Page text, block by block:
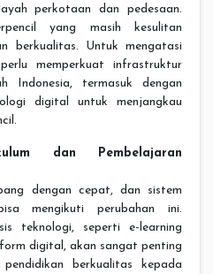
perkotaan dan pedesaan.
yang masih kesulitan
berkualitas. Untuk mengatasi
memperkuat infrastruktur
Indonesia, termasuk dengan
digital untuk menjangkau
dan Pembelajaran
dengan cepat, dan sistem
mengikuti perubahan ini.
teknologi, seperti e-learning
digital, akan sangat penting
berkualitas kepada